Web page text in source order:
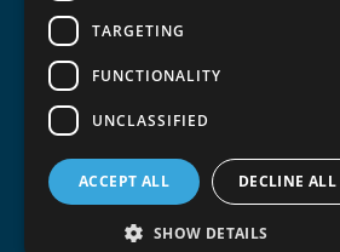
TARGETING
FUNCTIONALITY
UNCLASSIFIED
ACCEPT ALL DECLINE ALL
SHOW DETAILS